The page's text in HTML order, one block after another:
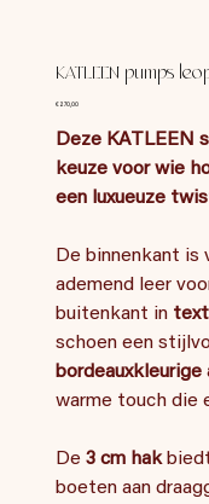
KATLEEN pumps
Prijs
€ 270,00
Deze KATLEEN
keuze voor wie
een luxueuze
De binnenkant is
ademend leer
buitenkant in
schoen een
bordeauxkleurige
warme touch die
De 3 cm hak
boeten aan